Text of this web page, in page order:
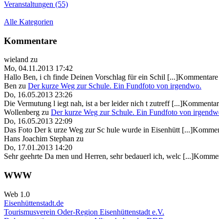
Veranstaltungen (55)
Alle Kategorien
Kommentare
wieland zu
Mo, 04.11.2013 17:42
Hallo Ben, i ch finde Deinen Vorschlag für ein Schil
Ben zu Der kurze Weg zur Schule. Ein Fundfoto von irgendwo.
Do, 16.05.2013 23:26
Die Vermutung l iegt nah, ist a ber leider nich t zutreff
Wollenberg zu Der kurze Weg zur Schule. Ein Fundfoto von
Do, 16.05.2013 22:09
Das Foto Der k urze Weg zur Sc hule wurde in Eisenhütt
Hans Joachim Stephan zu
Do, 17.01.2013 14:20
Sehr geehrte Da men und Herren, sehr bedauerl ich, welc
WWW
Web 1.0
Eisenhüttenstadt.de
Tourismusverein Oder-Region Eisenhüttenstadt e.V.